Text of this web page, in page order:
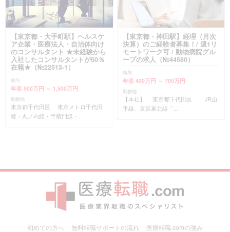
【東京都・大手町駅】ヘルスケ
ア企業・医療法人・自治体向け
のコンサルタント ★未経験から
入社したコンサルタントが50％
在籍★（№22513-1）
給与
年収 500万円 ～ 1,500万円
勤務地
東京都千代田区 東京メトロ千代田
線・丸ノ内線・半蔵門線・...
【東京都・神田駅】経理（月次
決算）のご経験者募集！/ 週1リ
モートワーク可 / 動物病院グル
ープの求人（№44580）
給与
年収 400万円 ～ 700万円
勤務地
【本社】 東京都千代田区 JR山
手線、京浜東北線「...
初めての方へ 無料転職サポートの流れ 医療転職.comの強み